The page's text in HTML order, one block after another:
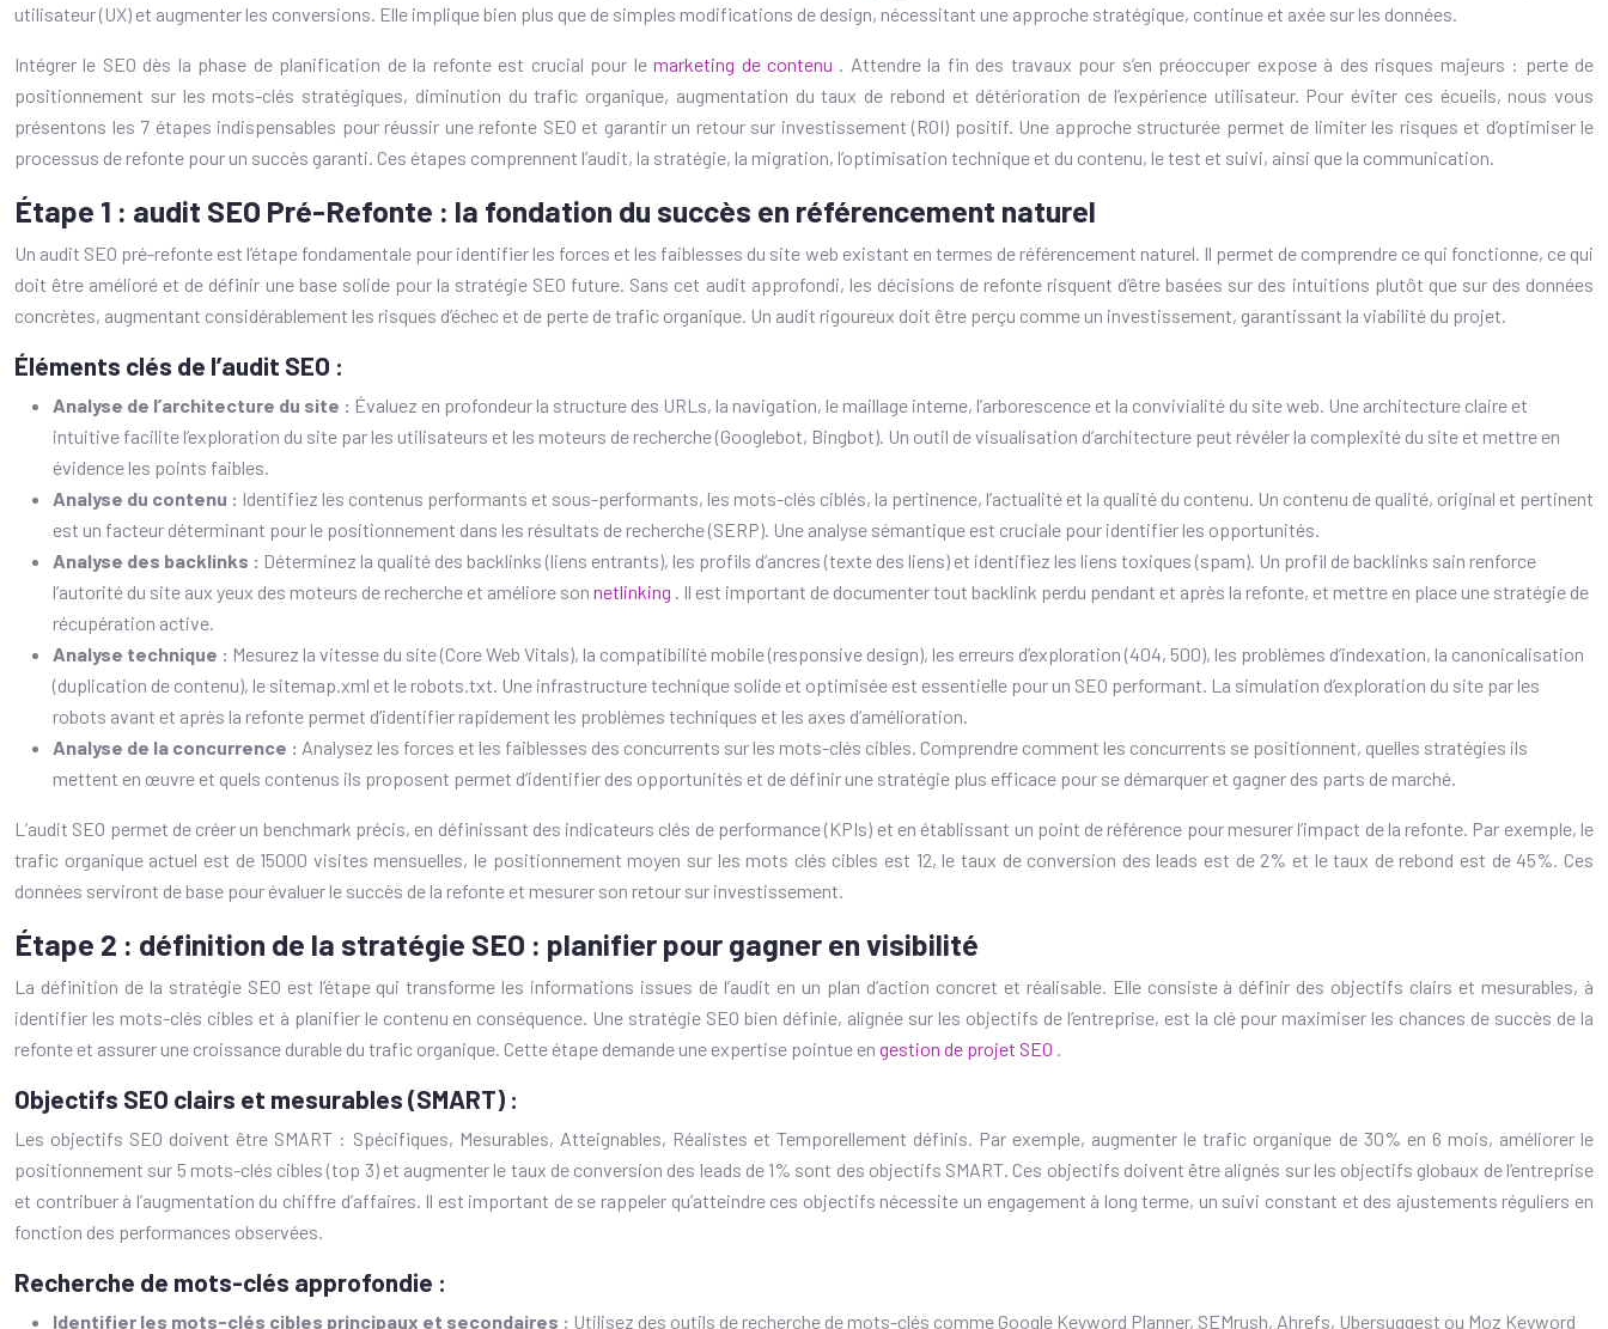
utilisateur (UX) et augmenter les conversions. Elle implique bien plus que de simples modifications de design, nécessitant une approche stratégique, continue et axée sur les données.
Intégrer le SEO dès la phase de planification de la refonte est crucial pour lemarketing de contenu . Attendre la fin des travaux pour s’en préoccuper expose à des risques majeurs : perte de
positionnement sur les mots-clés stratégiques, diminution du trafic organique, augmentation du taux de rebond et détérioration de l’expérience utilisateur. Pour éviter ces écueils, nous vous
présentons les 7 étapes indispensables pour réussir une refonte SEO et garantir un retour sur investissement (ROI) positif. Une approche structurée permet de limiter les risques et d’optimiser le
processus de refonte pour un succès garanti. Ces étapes comprennent l’audit, la stratégie, la migration, l’optimisation technique et du contenu, le test et suivi, ainsi que la communication.
Étape 1 : audit SEO Pré-Refonte : la fondation du succès en référencement naturel
Un audit SEO pré-refonte est l’étape fondamentale pour identifier les forces et les faiblesses du site web existant en termes de référencement naturel. Il permet de comprendre ce qui fonctionne, ce qui
doit être amélioré et de définir une base solide pour la stratégie SEO future. Sans cet audit approfondi, les décisions de refonte risquent d’être basées sur des intuitions plutôt que sur des données
concrètes, augmentant considérablement les risques d’échec et de perte de trafic organique. Un audit rigoureux doit être perçu comme un investissement, garantissant la viabilité du projet.
Éléments clés de l’audit SEO :
Analyse de l’architecture du site : Évaluez en profondeur la structure des URLs, la navigation, le maillage interne, l’arborescence et la convivialité du site web. Une architecture claire et
intuitive facilite l’exploration du site par les utilisateurs et les moteurs de recherche (Googlebot, Bingbot). Un outil de visualisation d’architecture peut révéler la complexité du site et mettre en
évidence les points faibles.
Analyse du contenu : Identifiez les contenus performants et sous-performants, les mots-clés ciblés, la pertinence, l’actualité et la qualité du contenu. Un contenu de qualité, original et pertinent
est un facteur déterminant pour le positionnement dans les résultats de recherche (SERP). Une analyse sémantique est cruciale pour identifier les opportunités.
Analyse des backlinks : Déterminez la qualité des backlinks (liens entrants), les profils d’ancres (texte des liens) et identifiez les liens toxiques (spam). Un profil de backlinks sain renforce
l’autorité du site aux yeux des moteurs de recherche et améliore son netlinking . Il est important de documenter tout backlink perdu pendant et après la refonte, et mettre en place une stratégie de
récupération active.
Analyse technique : Mesurez la vitesse du site (Core Web Vitals), la compatibilité mobile (responsive design), les erreurs d’exploration (404, 500), les problèmes d’indexation, la canonicalisation
(duplication de contenu), le sitemap.xml et le robots.txt. Une infrastructure technique solide et optimisée est essentielle pour un SEO performant. La simulation d’exploration du site par les
robots avant et après la refonte permet d’identifier rapidement les problèmes techniques et les axes d’amélioration.
Analyse de la concurrence : Analysez les forces et les faiblesses des concurrents sur les mots-clés cibles. Comprendre comment les concurrents se positionnent, quelles stratégies ils
mettent en œuvre et quels contenus ils proposent permet d’identifier des opportunités et de définir une stratégie plus efficace pour se démarquer et gagner des parts de marché.
L’audit SEO permet de créer un benchmark précis, en définissant des indicateurs clés de performance (KPIs) et en établissant un point de référence pour mesurer l’impact de la refonte. Par exemple, le
trafic organique actuel est de 15000 visites mensuelles, le positionnement moyen sur les mots clés cibles est 12, le taux de conversion des leads est de 2% et le taux de rebond est de 45%. Ces
données serviront de base pour évaluer le succès de la refonte et mesurer son retour sur investissement.
Étape 2 : définition de la stratégie SEO : planifier pour gagner en visibilité
La définition de la stratégie SEO est l’étape qui transforme les informations issues de l’audit en un plan d’action concret et réalisable. Elle consiste à définir des objectifs clairs et mesurables, à
identifier les mots-clés cibles et à planifier le contenu en conséquence. Une stratégie SEO bien définie, alignée sur les objectifs de l’entreprise, est la clé pour maximiser les chances de succès de la
refonte et assurer une croissance durable du trafic organique. Cette étape demande une expertise pointue en gestion de projet SEO .
Objectifs SEO clairs et mesurables (SMART) :
Les objectifs SEO doivent être SMART : Spécifiques, Mesurables, Atteignables, Réalistes et Temporellement définis. Par exemple, augmenter le trafic organique de 30% en 6 mois, améliorer le
positionnement sur 5 mots-clés cibles (top 3) et augmenter le taux de conversion des leads de 1% sont des objectifs SMART. Ces objectifs doivent être alignés sur les objectifs globaux de l’entreprise
et contribuer à l’augmentation du chiffre d’affaires. Il est important de se rappeler qu’atteindre ces objectifs nécessite un engagement à long terme, un suivi constant et des ajustements réguliers en
fonction des performances observées.
Recherche de mots-clés approfondie :
Identifier les mots-clés cibles principaux et secondaires : Utilisez des outils de recherche de mots-clés comme Google Keyword Planner, SEMrush, Ahrefs, Ubersuggest ou Moz Keyword